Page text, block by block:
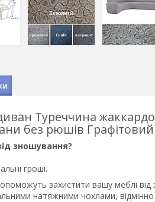
Туреччина
без рюшів
зношування?
гроші.
захистити вашу меблі
натяжними чохлами,